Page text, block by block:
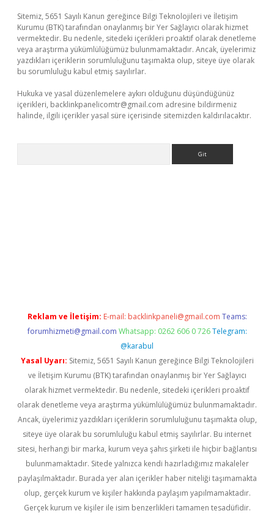
Sitemiz, 5651 Sayılı Kanun gereğince Bilgi Teknolojileri ve İletişim
Kurumu (BTK) tarafından onaylanmış bir Yer Sağlayıcı olarak hizmet
vermektedir. Bu nedenle, sitedeki içerikleri proaktif olarak denetleme
veya araştırma yükümlülüğümüz bulunmamaktadır. Ancak, üyelerimiz
yazdıkları içeriklerin sorumluluğunu taşımakta olup, siteye üye olarak
bu sorumluluğu kabul etmiş sayılırlar.
Hukuka ve yasal düzenlemelere aykırı olduğunu düşündüğünüz
içerikleri, backlinkpanelicomtr@gmail.com adresine bildirmeniz
halinde, ilgili içerikler yasal süre içerisinde sitemizden kaldırılacaktır.
Reklam ve İletişim: E-mail: backlinkpaneli@gmail.com Teams:
forumhizmeti@gmail.com Whatsapp: 0262 606 0 726 Telegram:
@karabul
Yasal Uyarı: Sitemiz, 5651 Sayılı Kanun gereğince Bilgi Teknolojileri
ve İletişim Kurumu (BTK) tarafından onaylanmış bir Yer Sağlayıcı
olarak hizmet vermektedir. Bu nedenle, sitedeki içerikleri proaktif
olarak denetleme veya araştırma yükümlülüğümüz bulunmamaktadır.
Ancak, üyelerimiz yazdıkları içeriklerin sorumluluğunu taşımakta olup,
siteye üye olarak bu sorumluluğu kabul etmiş sayılırlar. Bu internet
sitesi, herhangi bir marka, kurum veya şahıs şirketi ile hiçbir bağlantısı
bulunmamaktadır. Sitede yalnızca kendi hazırladığımız makaleler
paylaşılmaktadır. Burada yer alan içerikler haber niteliği taşımamakta
olup, gerçek kurum ve kişiler hakkında paylaşım yapılmamaktadır.
Gerçek kurum ve kişiler ile isim benzerlikleri tamamen tesadüfidir.